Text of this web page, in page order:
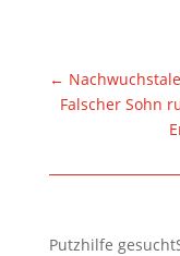
←
Falscher Sohn
Putzhilfe